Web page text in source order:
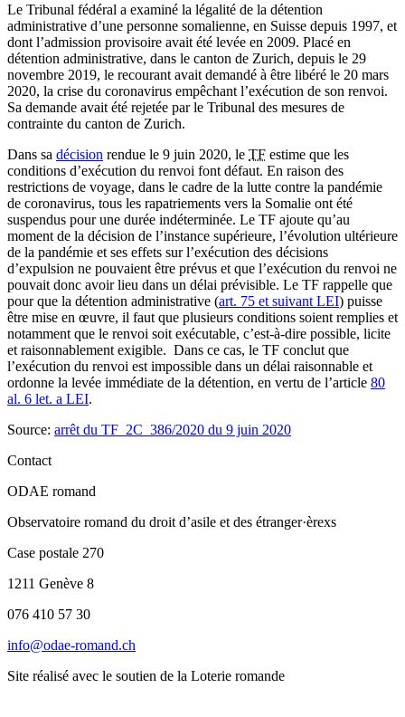
Le Tribunal fédéral a examiné la légalité de la détention
administrative d’une personne somalienne, en Suisse depuis 1997, et
dont l’admission provisoire avait été levée en 2009. Placé en
détention administrative, dans le canton de Zurich, depuis le 29
novembre 2019, le recourant avait demandé à être libéré le 20 mars
2020, la crise du coronavirus empêchant l’exécution de son renvoi.
Sa demande avait été rejetée par le Tribunal des mesures de
contrainte du canton de Zurich.
Dans sa décision rendue le 9 juin 2020, le TF estime que les
conditions d’exécution du renvoi font défaut. En raison des
restrictions de voyage, dans le cadre de la lutte contre la pandémie
de coronavirus, tous les rapatriements vers la Somalie ont été
suspendus pour une durée indéterminée. Le TF ajoute qu’au
moment de la décision de l’instance supérieure, l’évolution ultérieure
de la pandémie et ses effets sur l’exécution des décisions
d’expulsion ne pouvaient être prévus et que l’exécution du renvoi ne
pouvait donc avoir lieu dans un délai prévisible. Le TF rappelle que
pour que la détention administrative (art. 75 et suivant LEI) puisse
être mise en œuvre, il faut que plusieurs conditions soient remplies et
notamment que le renvoi soit exécutable, c’est-à-dire possible, licite
et raisonnablement exigible. Dans ce cas, le TF conclut que
l’exécution du renvoi est impossible dans un délai raisonnable et
ordonne la levée immédiate de la détention, en vertu de l’article 80
al. 6 let. a LEI.
Source: arrêt du TF 2C_386/2020 du 9 juin 2020
Contact
ODAE romand
Observatoire romand du droit d’asile et des étranger·èrexs
Case postale 270
1211 Genève 8
076 410 57 30
info@odae-romand.ch
Site réalisé avec le soutien de la Loterie romande